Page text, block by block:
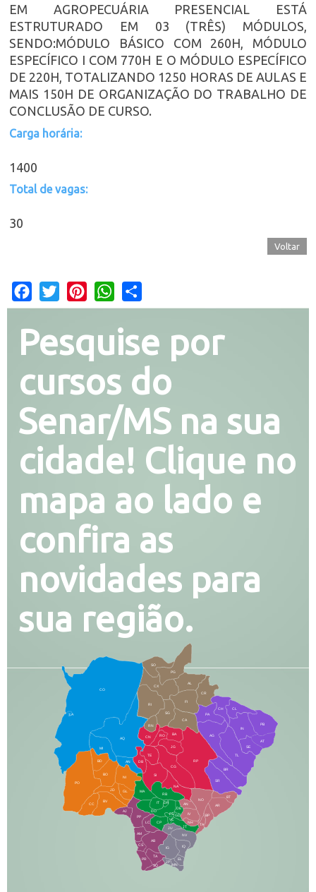
EM AGROPECUÁRIA PRESENCIAL ESTÁ
ESTRUTURADO EM 03 (TRÊS) MÓDULOS,
SENDO:MÓDULO BÁSICO COM 260H, MÓDULO
ESPECÍFICO I COM 770H E O MÓDULO ESPECÍFICO
DE 220H, TOTALIZANDO 1250 HORAS DE AULAS E
MAIS 150H DE ORGANIZAÇÃO DO TRABALHO DE
CONCLUSÃO DE CURSO.
Carga horária:
1400
Total de vagas:
30
Voltar
Facebook
Twitter PinterestWhatsApp
Pesquise por
cursos do
Senar/MS na sua
cidade! Clique no
mapa ao lado e
confira as
novidades para
sua região.
CO
AQ
MI
AN
CX
RI
AL
CR
FI
SG
BA
CA
PA
CH CL
PB
SE
TL
AG
BR
SR
BT
AR
RP
RO
JG
CG
SI
NA
TA
NH
JT
RB
MA
IT
DR
DO
CP
JU
NV
IQ
EL
BD
BO
NI
JD
PO
BV
CC
PP
AJ
LC
AM
AB
JP
DB
TE
CS
PR
TA
SQ
IG
MN
IN
NO
BP
RN
CN
GL
AN
IV
FS
VC
GD
DE
AT
PG
SO
LA